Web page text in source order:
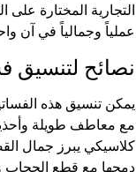
التجارية المختارة على
عملياً وجمالياً في آن
نصائح لتنسيق
يمكن تنسيق هذه
مع معاطف طويلة
كلاسيكي يبرز جمال
دمجها مع قطع الحجاب